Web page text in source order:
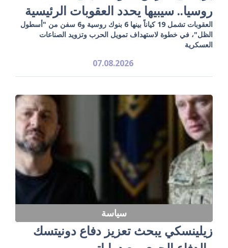
روسيا.. سيبيها يحدد العقوبات الرئيسية
العقوبات تشمل 19 كياناً بينها 6 بنوك روسية و6 سفن من "أسطول
الظل"، في خطوة لاستهداف تمويل الحرب وتزويد الصناعات
العسكرية
07.08.2026
سياسة
زيلينسكي يبحث تعزيز دفاع دونيتسك